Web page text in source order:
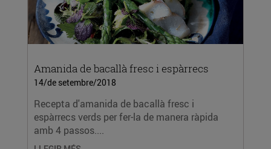
Amanida de bacallà fresc i espàrrecs
14/de setembre/2018
Recepta d'amanida de bacallà fresc i
espàrrecs verds per fer-la de manera ràpida
amb 4 passos....